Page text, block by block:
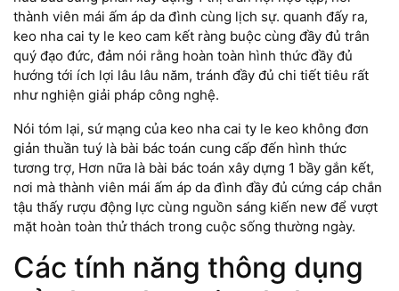
thành viên mái ấm áp da đình cùng lịch sự. quanh đấy ra,
keo nha cai ty le keo cam kết ràng buộc cùng đầy đủ trân
quý đạo đức, đảm nói rằng hoàn toàn hình thức đầy đủ
hướng tới ích lợi lâu lâu năm, tránh đầy đủ chi tiết tiêu rất
như nghiện giải pháp công nghệ.
Nói tóm lại, sứ mạng của keo nha cai ty le keo không đơn
giản thuần tuý là bài bác toán cung cấp đến hình thức
tương trợ, Hơn nữa là bài bác toán xây dựng 1 bầy gắn kết,
nơi mà thành viên mái ấm áp da đình đầy đủ cứng cáp chắn
tậu thấy rượu động lực cùng nguồn sáng kiến new để vượt
mặt hoàn toàn thử thách trong cuộc sống thường ngày.
Các tính năng thông dụng